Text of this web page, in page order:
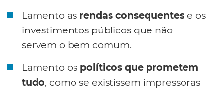
Lamento as rendas consequentes e os
investimentos públicos que não
servem o bem comum.
Lamento os políticos que prometem
tudo, como se existissem impressoras